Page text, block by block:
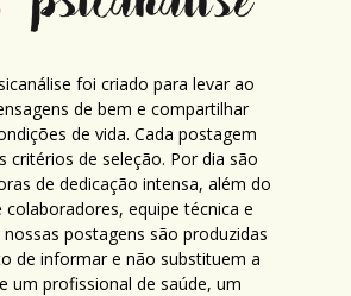
foi criado para levar ao
de bem e compartilhar
de vida. Cada postagem
critérios de seleção. Por dia são
de dedicação intensa, além do
colaboradores, equipe técnica e
nossas postagens são produzidas
de informar e não substituem a
um profissional de saúde, um